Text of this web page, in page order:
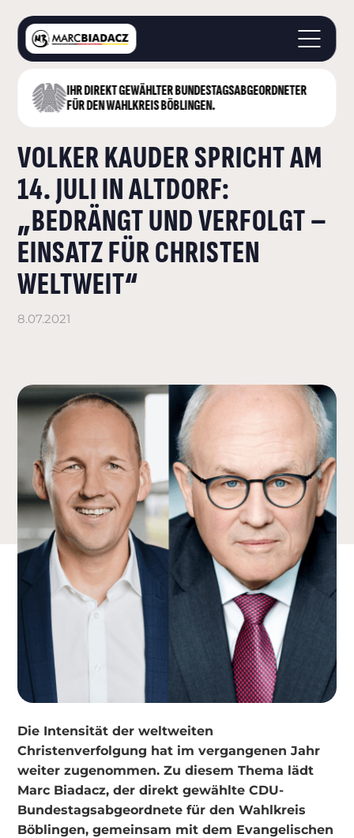
IHR DIREKT GEWÄHLTER BUNDESTAGS­ABGEORDNETER
FÜR DEN WAHLKREIS BÖBLINGEN.
STARTSEITE
LANDKREIS BÖBLINGEN
DEUTSCHER BUNDESTAG
AKTUELLES
KONTAKT
VOLKER KAUDER SPRICHT AM
14. JULI IN ALTDORF:
„BEDRÄNGT UND VERFOLGT –
EINSATZ FÜR CHRISTEN
WELTWEIT“
8.07.2021
Die Intensität der weltweiten
Christenverfolgung hat im vergangenen Jahr
weiter zugenommen. Zu diesem Thema lädt
Marc Biadacz, der direkt gewählte CDU-
Bundestagsabgeordnete für den Wahlkreis
Böblingen, gemeinsam mit dem Evangelischen